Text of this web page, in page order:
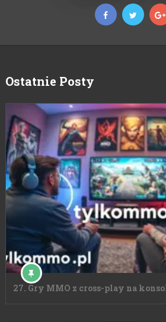
Ostatnie Posty
27. Gry MMO z cross-play na